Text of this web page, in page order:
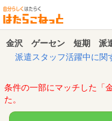
金沢 ゲーセン 短期 派
派遣スタッフ活躍中に関
条件の一部にマッチした「
た。